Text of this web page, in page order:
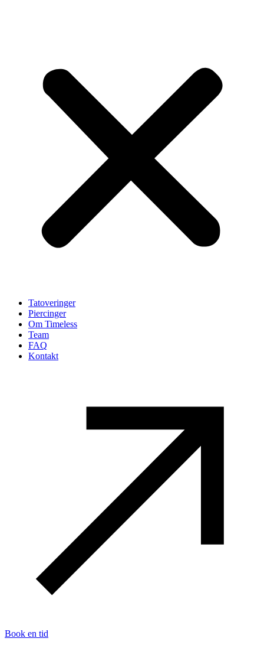
Tatoveringer
Piercinger
Om Timeless
Team
FAQ
Kontakt
Book en tid